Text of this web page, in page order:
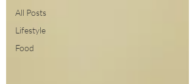
All Posts
Lifestyle
Food